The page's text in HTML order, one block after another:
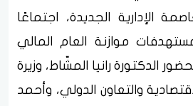
الإدارية الجديدة، اجتماعًا
موازنة العام المالي
2025-2026، بحضور الدكتورة رانيا المشّاط، وزيرة
والتعاون الدولي، وأحمد